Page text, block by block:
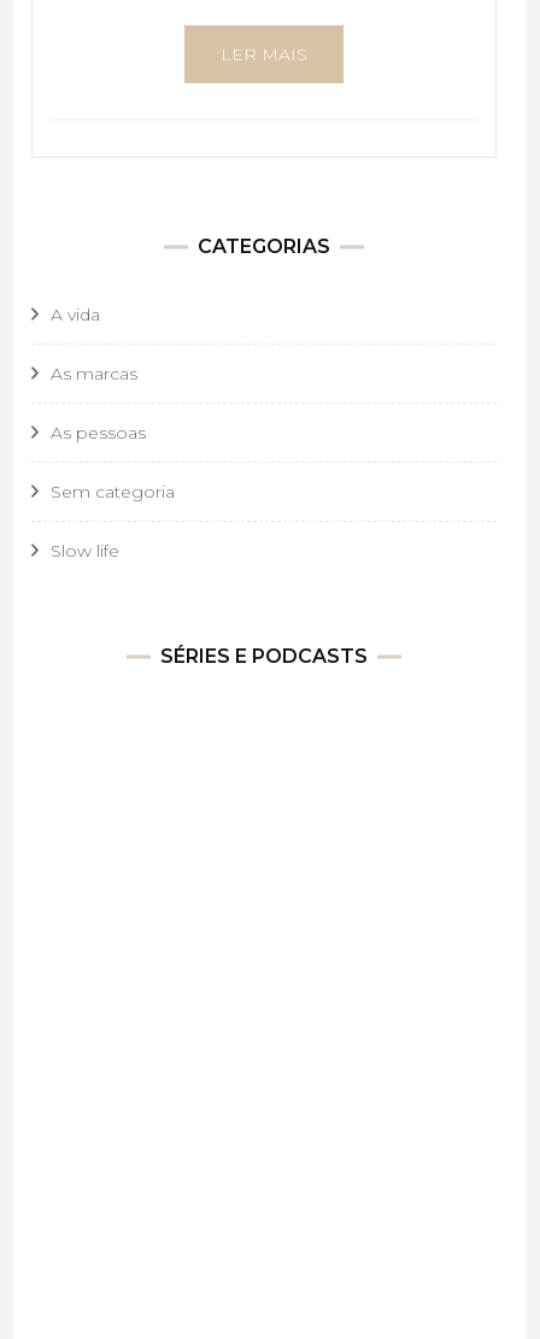
LER MAIS
CATEGORIAS
A vida
As marcas
As pessoas
Sem categoria
Slow life
SÉRIES E PODCASTS